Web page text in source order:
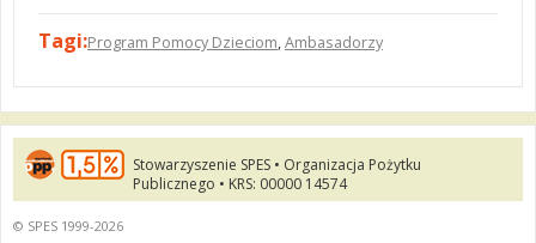
Tagi:Program Pomocy Dzieciom,Ambasadorzy
Stowarzyszenie SPES • Organizacja Pożytku
Publicznego • KRS: 00000 14574
© SPES 1999-2026